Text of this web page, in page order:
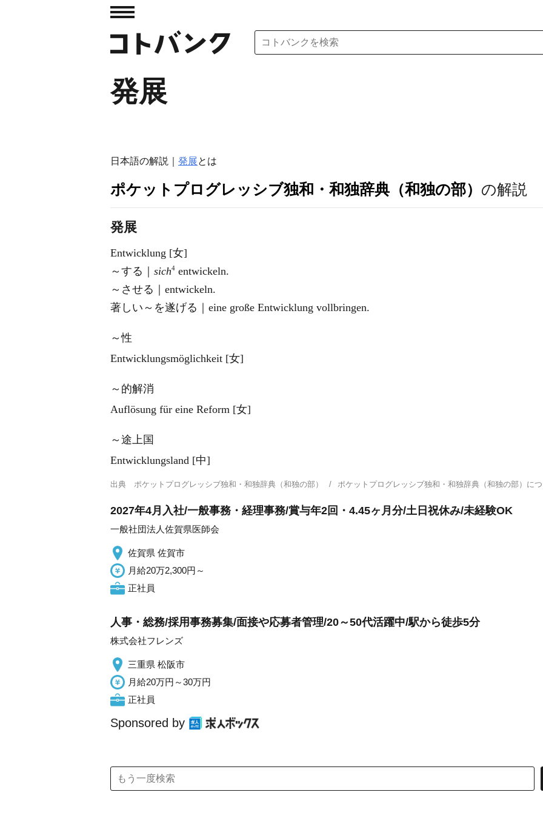
発展
日本語の解説｜ 発展とは
ポケットプログレッシブ独和・和独辞典（和独の部） の解説
発展
Entwicklung [女]
～する｜ sich4 entwickeln.
～させる｜entwickeln.
著しい～を遂げる｜eine große Entwicklung vollbringen.
～性
Entwicklungsmöglichkeit [女]
～的解消
Auflösung für eine Reform [女]
～途上国
Entwicklungsland [中]
出典 ポケットプログレッシブ独和・和独辞典（和独の部） ポケットプログレッシブ独和・和独辞典（和独の部）
2027年4月入社/一般事務・経理事務/賞与年2回・4.45ヶ月分/土日祝休み/未経験OK
一般社団法人佐賀県医師会
佐賀県 佐賀市
月給20万2,300円～
正社員
人事・総務/採用事務募集/面接や応募者管理/20～50代活躍中/駅から徒歩5分
株式会社フレンズ
三重県 松阪市
月給20万円～30万円
正社員
Sponsored by